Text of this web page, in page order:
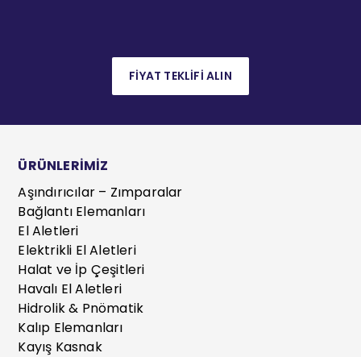
FİYAT TEKLİFİ ALIN
ÜRÜNLERİMİZ
Aşındırıcılar – Zımparalar
Bağlantı Elemanları
El Aletleri
Elektrikli El Aletleri
Halat ve İp Çeşitleri
Havalı El Aletleri
Hidrolik & Pnömatik
Kalıp Elemanları
Kayış Kasnak